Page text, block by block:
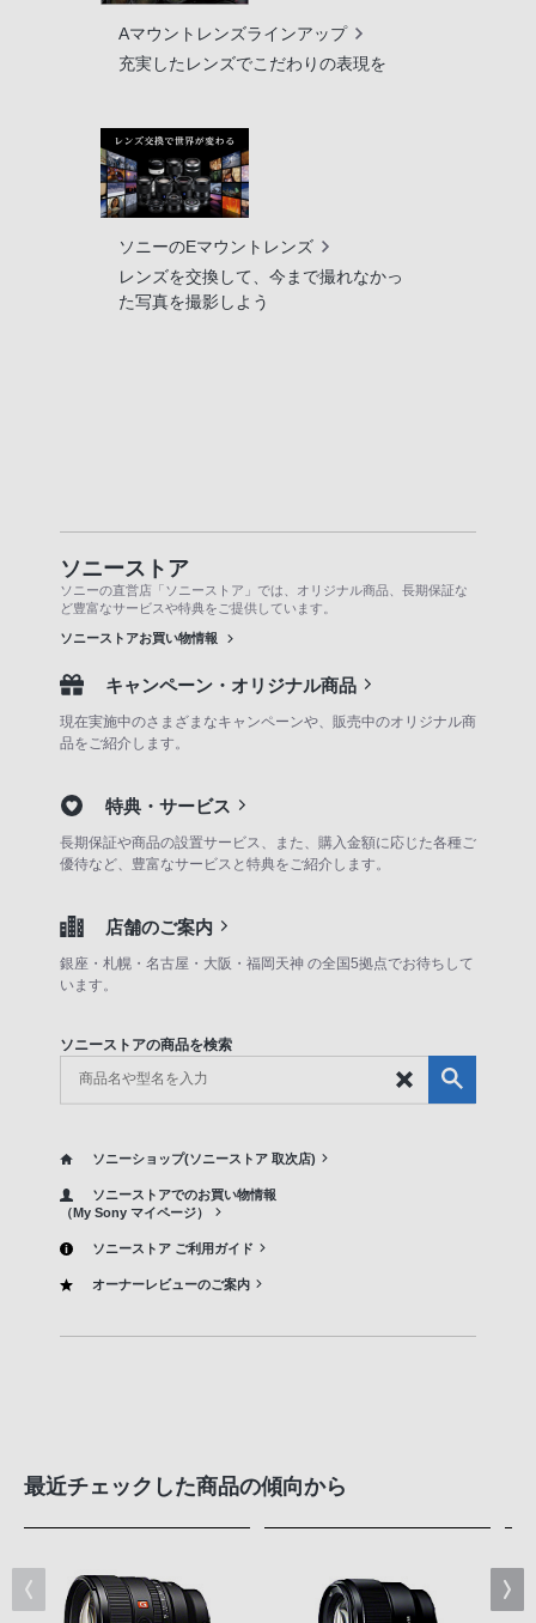
Aマウントレンズラインアップ
充実したレンズでこだわりの表現を
ソニーのEマウントレンズ
レンズを交換して、今まで撮れなかっ
た写真を撮影しよう
ソニーストア
ソニーの直営店「ソニーストア」では、オリジナル商品、長期保証な
ど豊富なサービスや特典をご提供しています。
ソニーストアお買い物情報
キャンペーン・オリジナル商品
現在実施中のさまざまなキャンペーンや、販売中のオリジナル商
品をご紹介します。
特典・サービス
長期保証や商品の設置サービス、また、購入金額に応じた各種ご
優待など、豊富なサービスと特典をご紹介します。
店舗のご案内
銀座・札幌・名古屋・大阪・福岡天神 の全国5拠点でお待ちして
います。
ソニーストアの商品を検索
ソニーショップ(ソニーストア 取次店)
ソニーストアでのお買い物情報
（My Sony マイページ）
ソニーストア ご利用ガイド
オーナーレビューのご案内
最近チェックした商品の傾向から